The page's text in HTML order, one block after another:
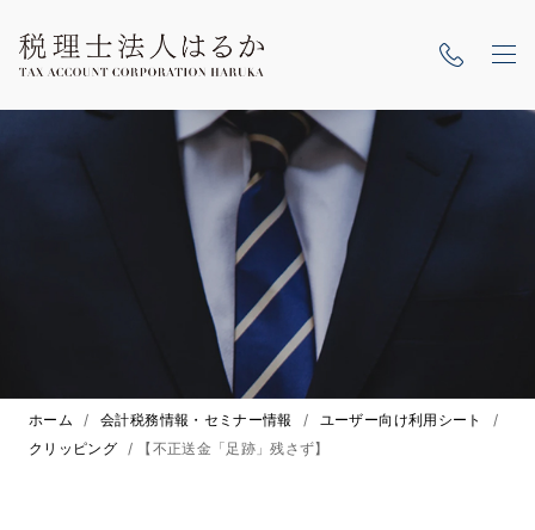
ホーム / 会計税務情報・セミナー情報 / ユーザー向け利用シート
/
クリッピング / 【不正送金「足跡」残さず】